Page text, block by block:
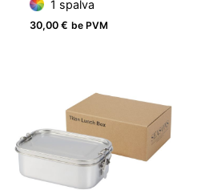
1 spalva
30,00 € be PVM